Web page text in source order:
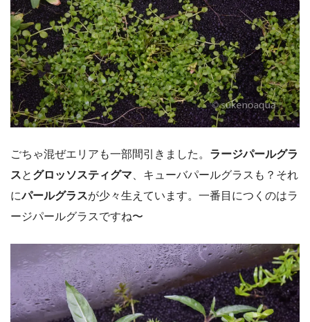
ごちゃ混ぜエリアも一部間引きました。 ラージパールグラ
スと グロッソスティグマ 、キューバパールグラスも？それ
にパールグラスが少々生えています。一番目につくのはラ
ージパールグラスですね〜